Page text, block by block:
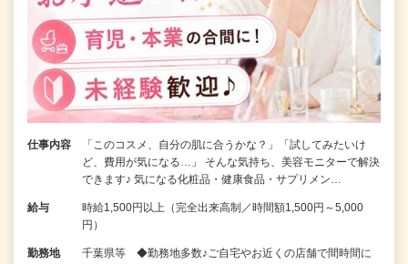
仕事内容
「このコスメ、自分の肌に合うかな？」「試してみたいけ
ど、費用が気になる…」 そんな気持ち、美容モニターで解決
できます♪ 気になる化粧品・健康食品・サプリメン…
給与
時給1,500円以上（完全出来高制／時間額1,500円～5,000
円）
勤務地
千葉県等 ◆勤務地多数♪ご自宅やお近くの店舗で間時間に